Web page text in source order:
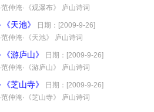
仲淹·《观瀑布》 庐山诗词
天池》
日期：[2009-9-26]
仲淹·《天池》 庐山诗词
游庐山》
日期：[2009-9-26]
仲淹·《游庐山》 庐山诗词
芝山寺》
日期：[2009-9-26]
仲淹·《芝山寺》 庐山诗词